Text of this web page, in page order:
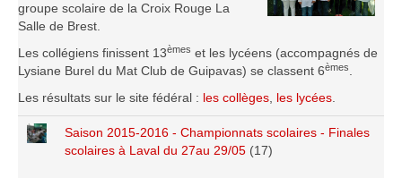
Les infos
Les annonces de tournois
groupe scolaire de la Croix Rouge La
Salle de Brest.
Les collégiens finissent 13èmes et les lycéens (accompagnés de
Lysiane Burel du Mat Club de Guipavas) se classent 6èmes
Les résultats sur le site fédéral : les collèges les lycées
Saison 2015-2016 - Championnats scolaires - Finales
scolaires à Laval du 27au 29/05 (17)